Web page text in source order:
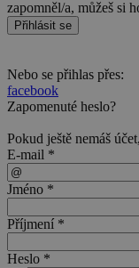
zapomněl/a, můžeš si
Přihlásit se
Nebo se přihlas přes:
facebook
Zapomenuté heslo?
Pokud ještě nemáš účet,
E-mail *
Jméno *
Příjmení *
Heslo *